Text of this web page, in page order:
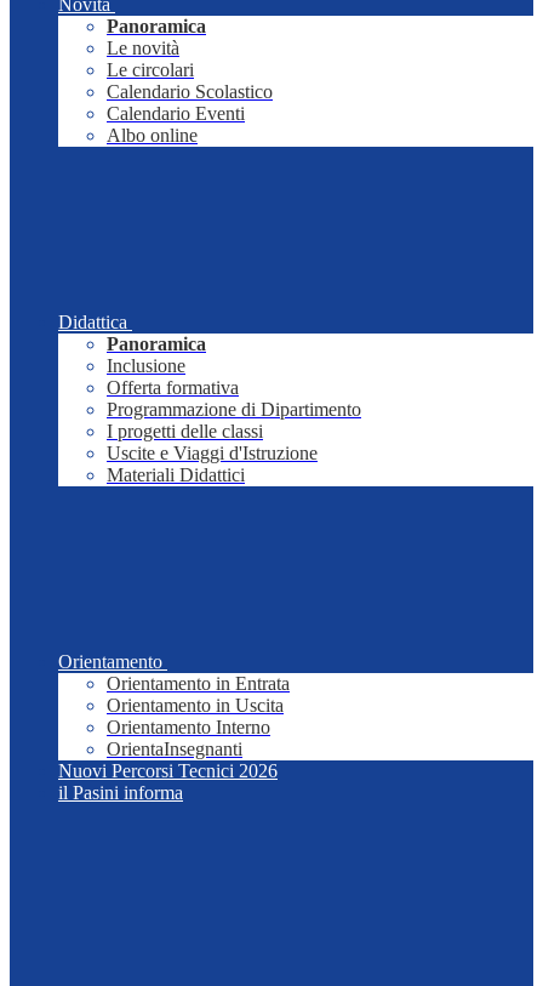
Novità
Panoramica
Le novità
Le circolari
Calendario Scolastico
Calendario Eventi
Albo online
Didattica
Panoramica
Inclusione
Offerta formativa
Programmazione di Dipartimento
I progetti delle classi
Uscite e Viaggi d'Istruzione
Materiali Didattici
Orientamento
Orientamento in Entrata
Orientamento in Uscita
Orientamento Interno
OrientaInsegnanti
Nuovi Percorsi Tecnici 2026
il Pasini informa